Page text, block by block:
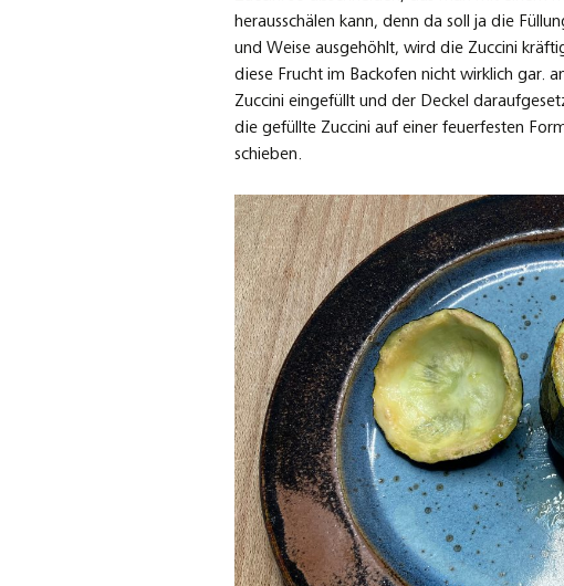
herausschälen kann, denn da soll ja die
und Weise ausgehöhlt, wird die Zuccini
diese Frucht im Backofen nicht wirklich gar.
Zuccini eingefüllt und der Deckel
die gefüllte Zuccini auf einer feuerfesten
schieben.